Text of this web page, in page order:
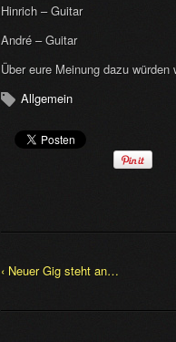
Hinrich – Guitar
André – Guitar
Über eure Meinung dazu
Allgemein
‹ Neuer Gig steht an…